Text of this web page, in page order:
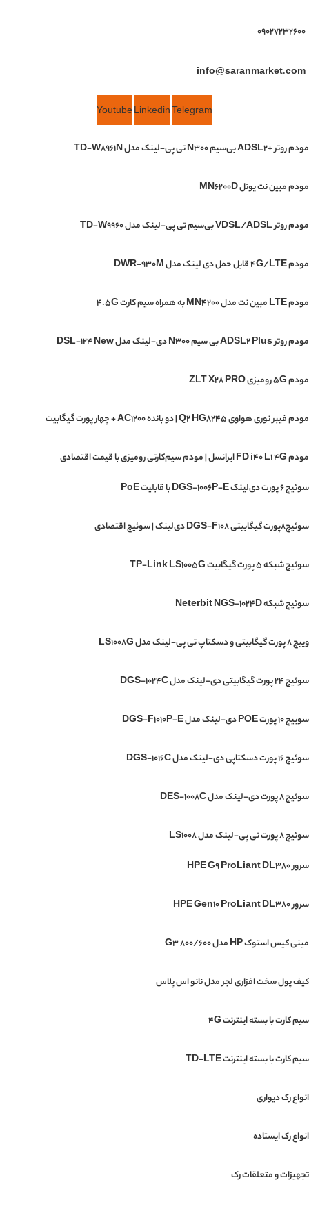
09027232600
info@saranmarket.com
Telegram
Linkedin
Youtube
مودم روتر +ADSL2 بی‌سیم N300 تی پی-لینک مدل TD-W8961N
مودم مبین نت یوتل MN6200D
مودم روتر VDSL/ADSL بی‌سیم تی پی-لینک مدل TD-W9960
مودم 4G/LTE قابل حمل دی لینک مدل DWR-930M
مودم LTE مبین نت مدل MN4200 به همراه سیم کارت 4.5G
مودم روتر ADSL2 Plus بی سیم N300 دی-لینک مدل DSL-124 New
مودم 5G رومیزی ZLT X28 PRO
مودم فیبر نوری هواوی Q2 HG8245 | دو بانده AC1200 + چهار پورت گیگابیت
مودم FD i40 L1 4G ایرانسل | مودم سیم‌کارتی رومیزی با قیمت اقتصادی
سوئیچ ۶ پورت دی‌لینک DGS-1006P-E با قابلیت PoE
سوئیچ۸پورت گیگابیتی DGS-F108 دی‌لینک | سوئیچ اقتصادی
سوئیچ شبکه 5 پورت گیگابیت TP-Link LS1005G
سوئیچ شبکه Neterbit NGS-1024D
وییچ 8 پورت گیگابیتی و دسکتاپ تی پی-لینک مدل LS1008G
سوئیچ 24 پورت گیگابیتی دی-لینک مدل DGS-1024C
سوییچ 10 پورت POE دی-لینک مدل DGS-F1010P-E
سوئیچ 16 پورت دسکتاپی دی-لینک مدل DGS-1016C
سوئیچ 8 پورت دی-لینک مدل DES-1008C
سوئیچ ۸ پورت تی پی-لینک مدل LS1008
سرور HPE G9 ProLiant DL380
سرور HPE Gen10 ProLiant DL380
مینی‌ کیس استوک HP مدل G3 800/600
کیف پول سخت افزاری لجر مدل نانو اس پلاس
سیم کارت با بسته اینترنت 4G
سیم کارت با بسته اینترنت TD-LTE
انواع رک دیواری
انواع رک ایستاده
تجهیزات و متعلقات رک